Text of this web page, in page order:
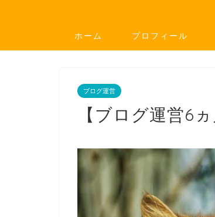
ホーム プロフィール
ブログ運営
【ブログ運営6